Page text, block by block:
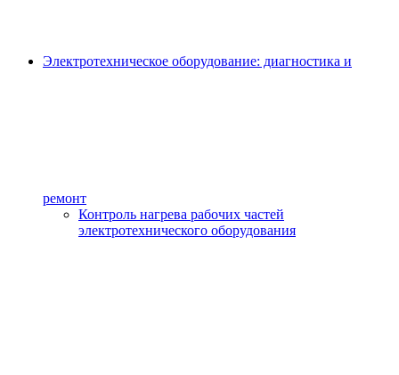
Электротехническое оборудование: диагностика и
ремонт
Контроль нагрева рабочих частей
электротехнического оборудования